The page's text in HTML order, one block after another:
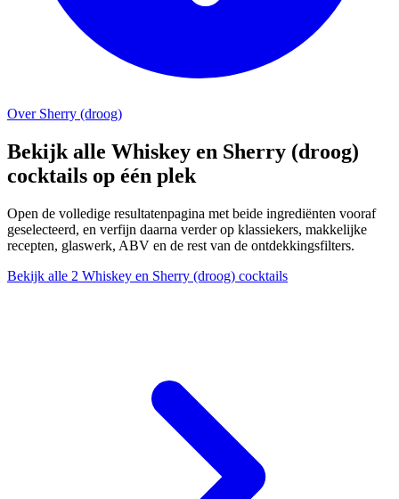
Over Sherry (droog)
Bekijk alle Whiskey en Sherry (droog)
cocktails op één plek
Open de volledige resultatenpagina met beide ingrediënten vooraf
geselecteerd, en verfijn daarna verder op klassiekers, makkelijke
recepten, glaswerk, ABV en de rest van de ontdekkingsfilters.
Bekijk alle 2 Whiskey en Sherry (droog) cocktails